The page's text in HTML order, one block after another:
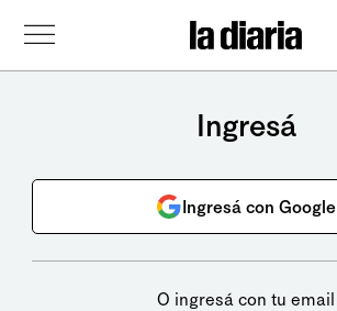
Ingresá
Ingresá con Google
O ingresá con tu email